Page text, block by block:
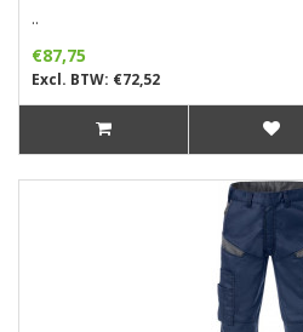
..
€87,75
Excl. BTW: €72,52